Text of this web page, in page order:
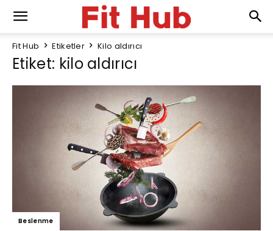
Fit Hub Etiketler Kilo aldırıcı
Etiket: kilo aldırıcı
Beslenme